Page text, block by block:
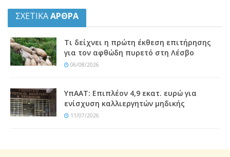
ΣΧΕΤΙΚΑΑΡΘΡΑ
Τι δείχνει η πρώτη έκθεση επιτήρησης
για τον αφθώδη πυρετό στη Λέσβο
06/08/2026
ΥπΑΑΤ: Επιπλέον 4,9 εκατ. ευρώ για
ενίσχυση καλλιεργητών μηδικής
11/07/2026